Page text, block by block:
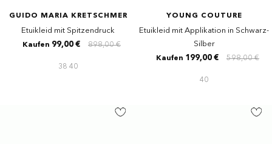
GUIDO MARIA KRETSCHMER
Etuikleid mit Spitzendruck
898,00 €
Kaufen 99,00 €
38 40
YOUNG COUTURE
Etuikleid mit Applikation in Schwarz-
Silber
598,00 €
Kaufen 199,00 €
40